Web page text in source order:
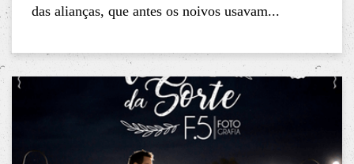
das alianças, que antes os noivos usavam...